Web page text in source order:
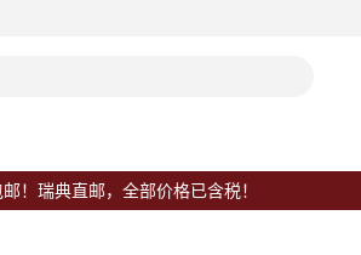
！瑞典直邮，全部价格已含税！